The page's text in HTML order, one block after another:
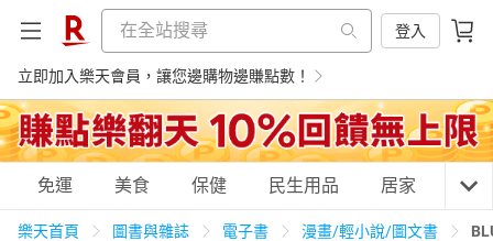
登入
立即加入樂天會員，讓您邊購物邊賺點數！
購物網分類
免運 美食 保健 民生用品 居家 3C
樂天首頁 圖書與雜誌 電子書 漫畫/輕小說/圖文書